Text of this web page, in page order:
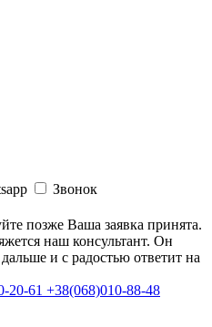
Звонок
позже Ваша заявка принята.
наш консультант. Он
и с радостью ответит на
20-61 +38(068)010-88-48